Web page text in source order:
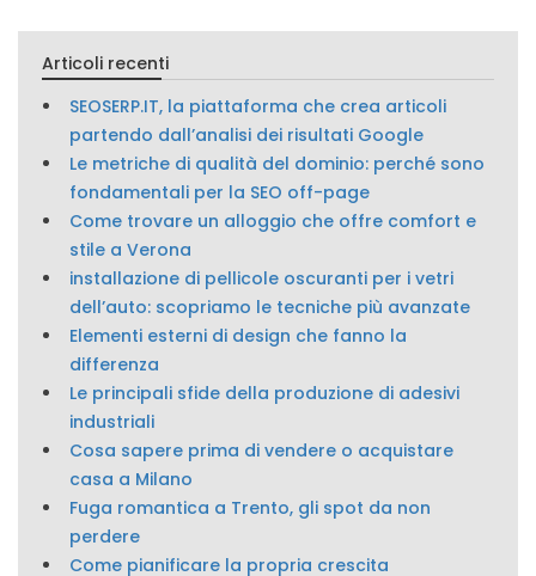
Articoli recenti
SEOSERP.IT, la piattaforma che crea articoli
partendo dall’analisi dei risultati Google
Le metriche di qualità del dominio: perché sono
fondamentali per la SEO off-page
Come trovare un alloggio che offre comfort e
stile a Verona
installazione di pellicole oscuranti per i vetri
dell’auto: scopriamo le tecniche più avanzate
Elementi esterni di design che fanno la
differenza
Le principali sfide della produzione di adesivi
industriali
Cosa sapere prima di vendere o acquistare
casa a Milano
Fuga romantica a Trento, gli spot da non
perdere
Come pianificare la propria crescita